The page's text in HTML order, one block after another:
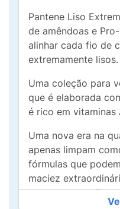
Pantene Liso
de amêndoas e
alinhar cada fio de
extremamente lisos.
Uma coleção para
que é elaborada
é rico em vitaminas
Uma nova era na
apenas limpam
fórmulas que
maciez
extremamente lisos